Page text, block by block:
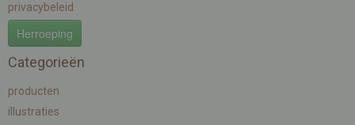
privacybeleid
Herroeping
Categorieën
producten
illustraties